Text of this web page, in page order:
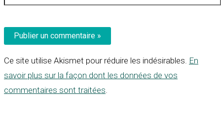
Ce site utilise Akismet pour réduire les indésirables. En
savoir plus sur la façon dont les données de vos
commentaires sont traitées